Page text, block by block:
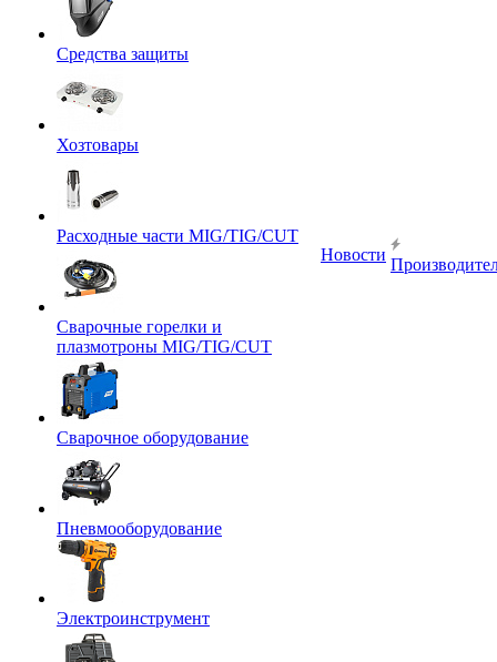
Средства защиты
Хозтовары
Расходные части MIG/TIG/CUT
Сварочные горелки и
плазмотроны MIG/TIG/CUT
Сварочное оборудование
Пневмооборудование
Электроинструмент
Новости